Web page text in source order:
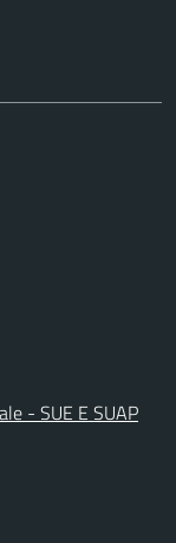
- SUE E SUAP